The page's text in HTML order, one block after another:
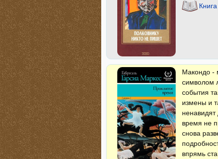
Макондо -
символом
события
измены и
ненавидят
время не
снова
впрямь